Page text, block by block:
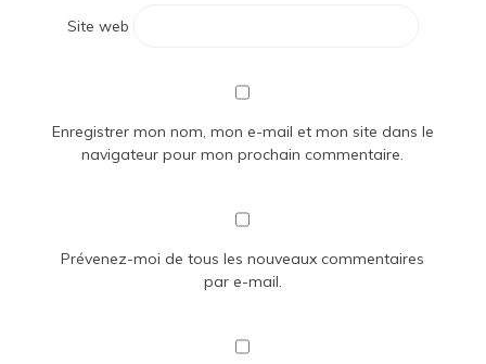
Site web
Enregistrer mon nom, mon e-mail et mon site dans le
navigateur pour mon prochain commentaire.
Prévenez-moi de tous les nouveaux commentaires
par e-mail.